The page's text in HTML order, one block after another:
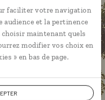
faciliter votre navigation
et la pertinence
choisir maintenant quels
modifier vos choix en
» en bas de page.
guesthouse
de thé
composer